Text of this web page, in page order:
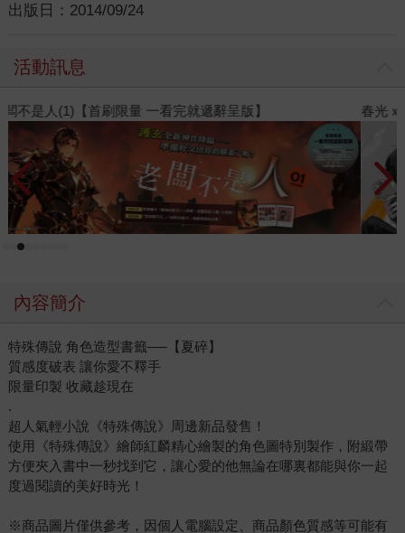
出版日： 2014/09/24
活動訊息
春光ｘ奇幻基地｜全書系展
內容簡介
特殊傳說 角色造型書籤──【夏碎】
質感度破表 讓你愛不釋手
限量印製 收藏趁現在
.
超人氣輕小說《特殊傳說》周邊新品發售！
使用《特殊傳說》繪師紅麟精心繪製的角色圖特別製作，附緞帶
方便夾入書中一秒找到它，讓心愛的他無論在哪裏都能與你一起
度過閱讀的美好時光！
※商品圖片僅供參考，因個人電腦設定、商品顏色質感等可能有